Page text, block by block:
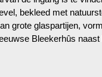
bekleed met
grote glaspartijen,
Bleekerhûs naast